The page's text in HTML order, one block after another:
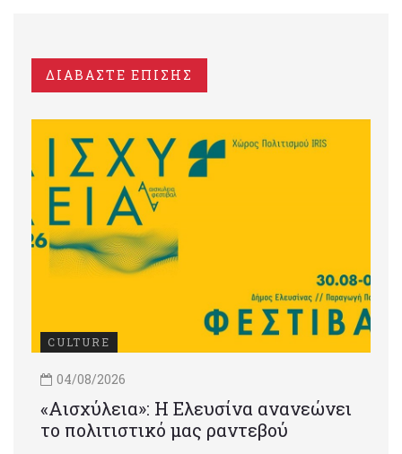
ΔΙΑΒΑΣΤΕ ΕΠΙΣΗΣ
CULTURE
04/08/2026
«Αισχύλεια»: Η Ελευσίνα ανανεώνει
το πολιτιστικό μας ραντεβού